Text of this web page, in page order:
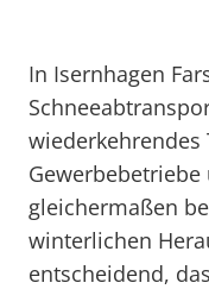
In Isernhagen
wiederkehrendes
gleichermaßen
winterlichen
entscheidend,